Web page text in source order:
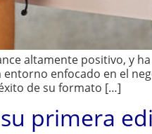
altamente positivo, y
enfocado en el
de su formato […]
primera